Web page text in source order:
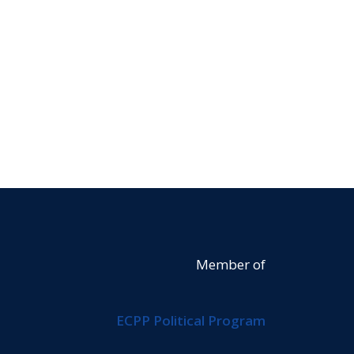
Member of
ECPP Political Program